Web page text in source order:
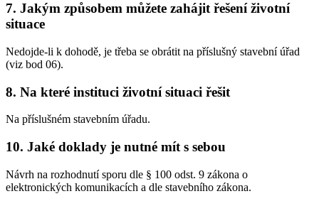
7. Jakým způsobem můžete zahájit řešení životní
situace
Nedojde-li k dohodě, je třeba se obrátit na příslušný stavební úřad
(viz bod 06).
8. Na které instituci životní situaci řešit
Na příslušném stavebním úřadu.
10. Jaké doklady je nutné mít s sebou
Návrh na rozhodnutí sporu dle § 100 odst. 9 zákona o
elektronických komunikacích a dle stavebního zákona.